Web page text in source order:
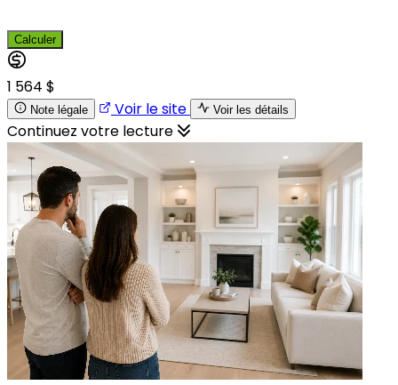
Calculer
1 564 $
Note légale Voir le site Voir les détails
Continuez votre lecture